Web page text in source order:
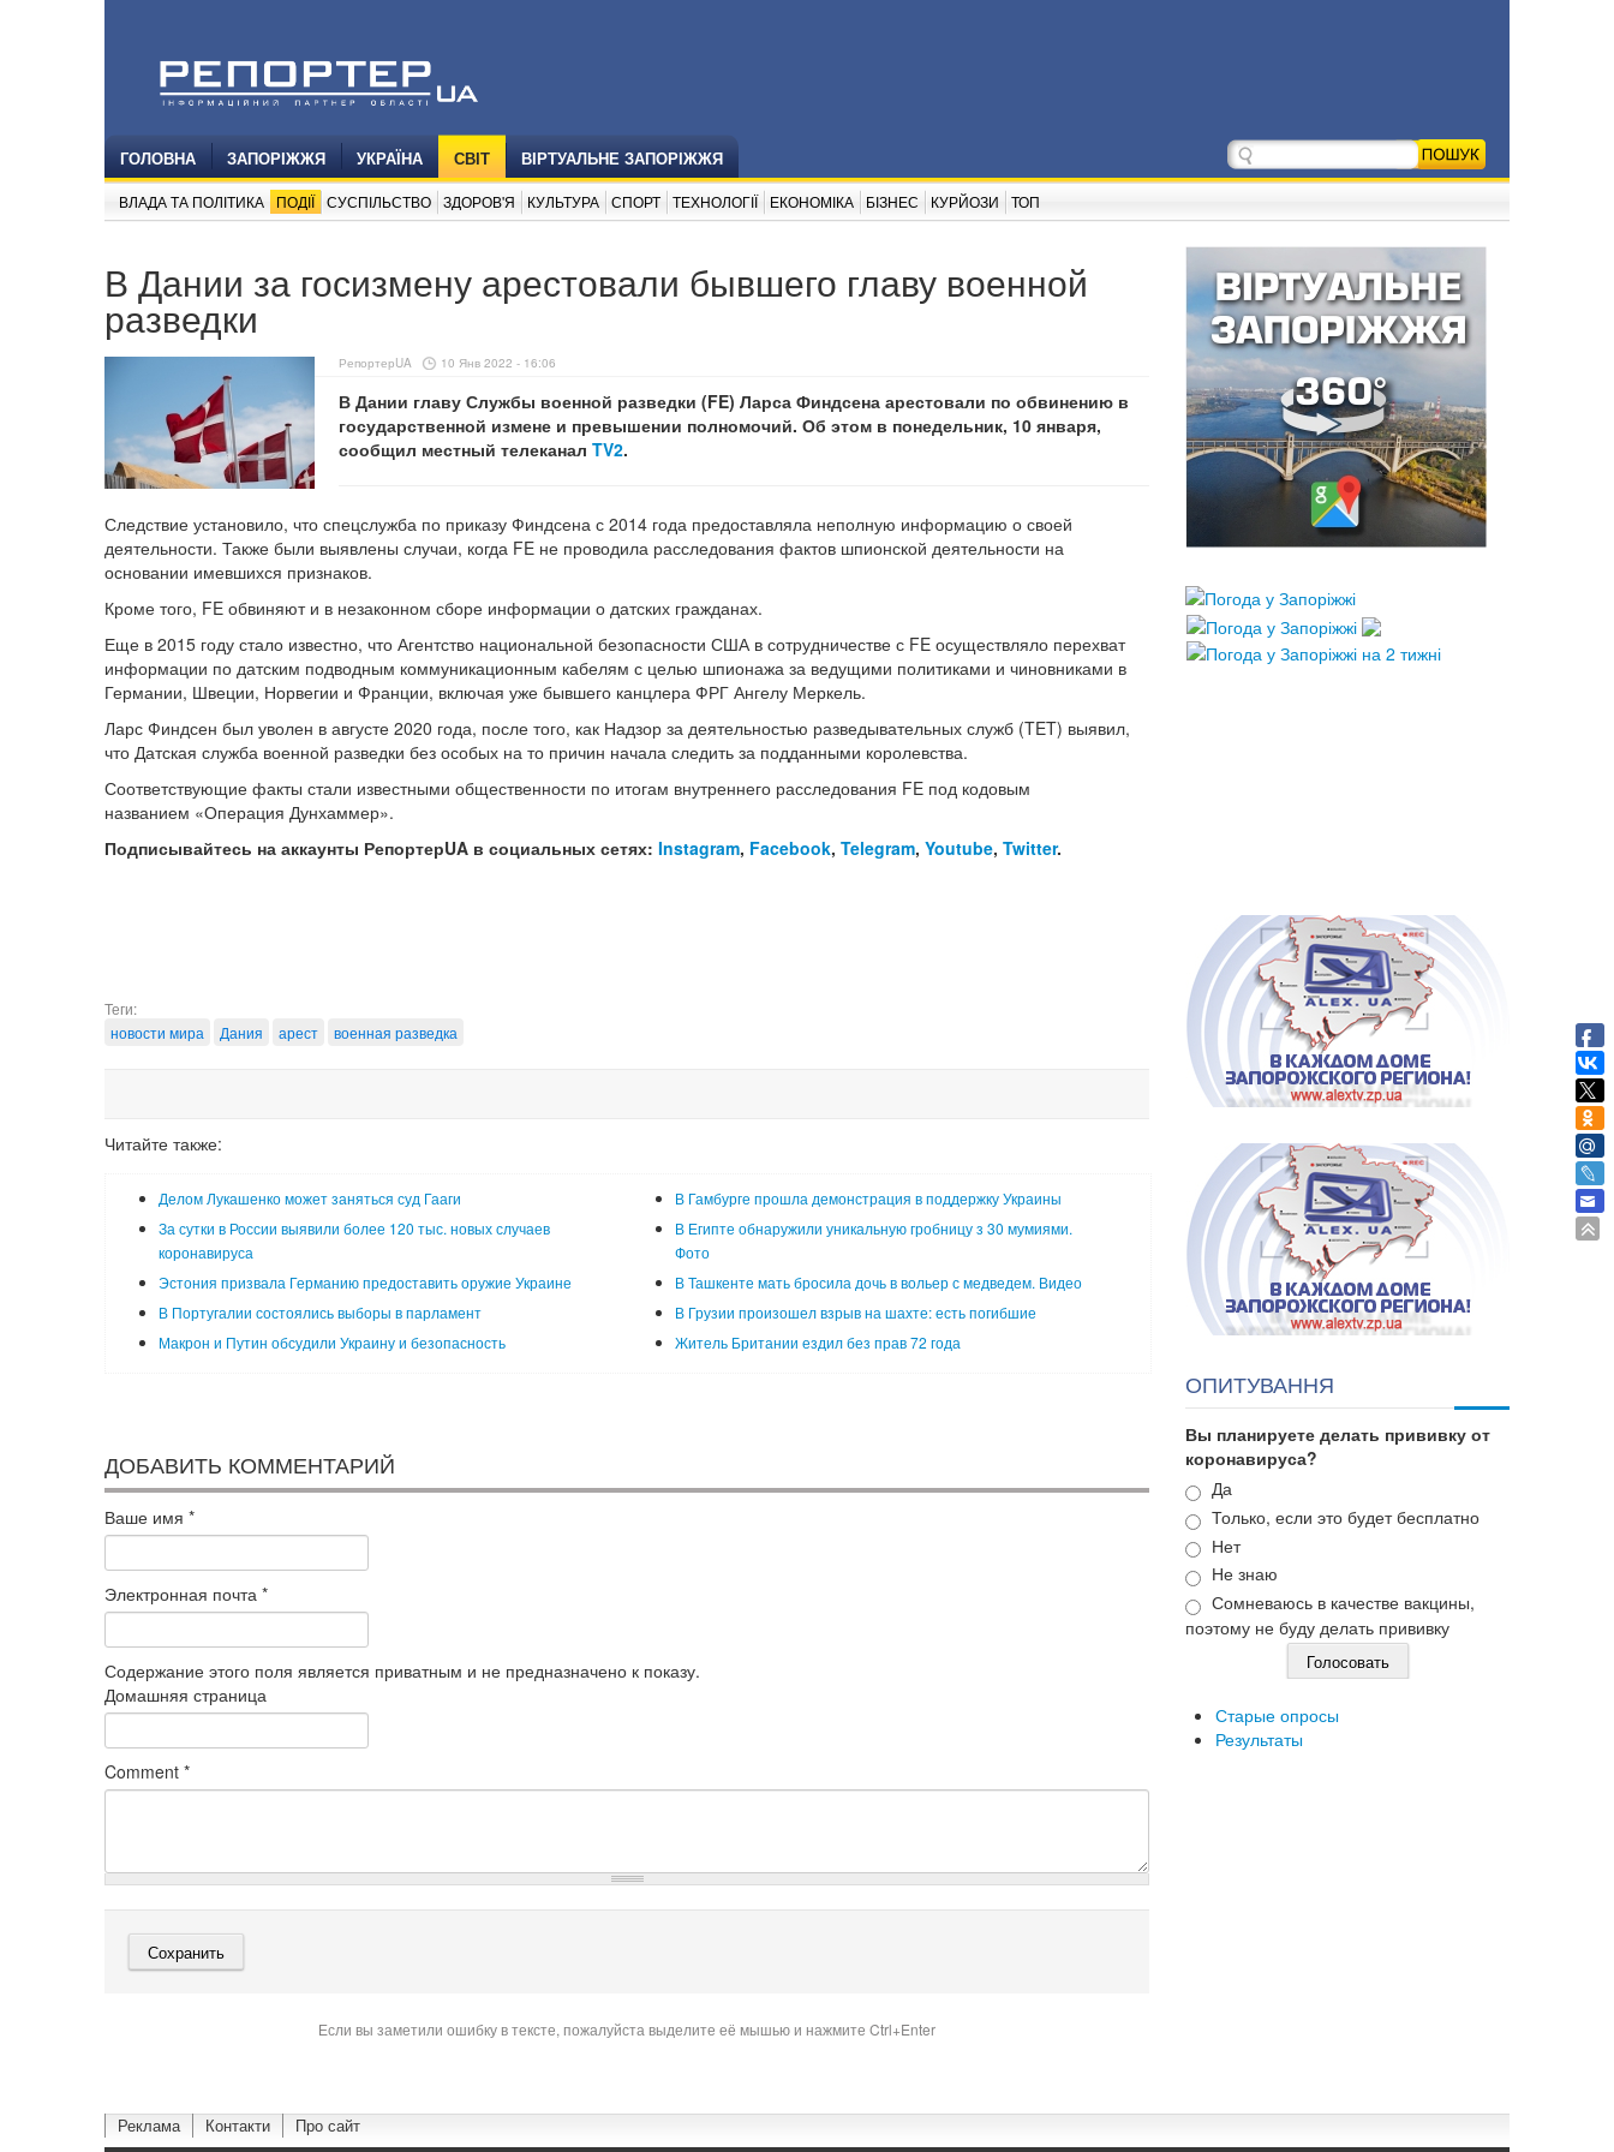
ГОЛОВНА ЗАПОРІЖЖЯ УКРАЇНА СВІТ ВІРТУАЛЬНЕ ЗАПОРІЖЖЯ
ВЛАДА ТА ПОЛІТИКА ПОДІЇ СУСПІЛЬСТВО ЗДОРОВ'Я КУЛЬТУРА СПОРТ ТЕХНОЛОГІЇ ЕКОНОМІКА БІЗНЕС КУРЙОЗИ ТОП
В Дании за госизмену арестовали бывшего главу военной
разведки
РепортерUA 10 Янв 2022 - 16:06
В Дании главу Службы военной разведки (FE) Ларса Финдсена арестовали по обвинению в
государственной измене и превышении полномочий. Об этом в понедельник, 10 января,
сообщил местный телеканал TV2.
Следствие установило, что спецслужба по приказу Финдсена с 2014 года предоставляла неполную информацию о своей
деятельности. Также были выявлены случаи, когда FE не проводила расследования фактов шпионской деятельности на
основании имевшихся признаков.
Кроме того, FE обвиняют и в незаконном сборе информации о датских гражданах.
Еще в 2015 году стало известно, что Агентство национальной безопасности США в сотрудничестве с FE осуществляло перехват
информации по датским подводным коммуникационным кабелям с целью шпионажа за ведущими политиками и чиновниками в
Германии, Швеции, Норвегии и Франции, включая уже бывшего канцлера ФРГ Ангелу Меркель.
Ларс Финдсен был уволен в августе 2020 года, после того, как Надзор за деятельностью разведывательных служб (TET) выявил,
что Датская служба военной разведки без особых на то причин начала следить за подданными королевства.
Соответствующие факты стали известными общественности по итогам внутреннего расследования FE под кодовым
названием «Операция Дунхаммер».
Подписывайтесь на аккаунты РепортерUA в социальных сетях: Instagram, Facebook, Telegram, Youtube, Twitter.
Теги:
новости мира
Дания арест военная разведка
Читайте также:
Делом Лукашенко может заняться суд Гааги
В Гамбурге прошла демонстрация в поддержку Украины
За сутки в России выявили более 120 тыс. новых случаев
коронавируса
В Египте обнаружили уникальную гробницу з 30 мумиями.
Фото
Эстония призвала Германию предоставить оружие Украине
В Ташкенте мать бросила дочь в вольер с медведем. Видео
В Португалии состоялись выборы в парламент
В Грузии произошел взрыв на шахте: есть погибшие
Макрон и Путин обсудили Украину и безопасность
Житель Британии ездил без прав 72 года
ДОБАВИТЬ КОММЕНТАРИЙ
Ваше имя *
Электронная почта *
Содержание этого поля является приватным и не предназначено к показу.
Домашняя страница
Comment *
Если вы заметили ошибку в тексте, пожалуйста выделите её мышью и нажмите Ctrl+Enter
ОПИТУВАННЯ
Вы планируете делать прививку от
коронавируса?
Варианты
Да
Только, если это будет бесплатно
Нет
Не знаю
Сомневаюсь в качестве вакцины,
поэтому не буду делать прививку
Старые опросы
Результаты
Реклама Контакти Про сайт